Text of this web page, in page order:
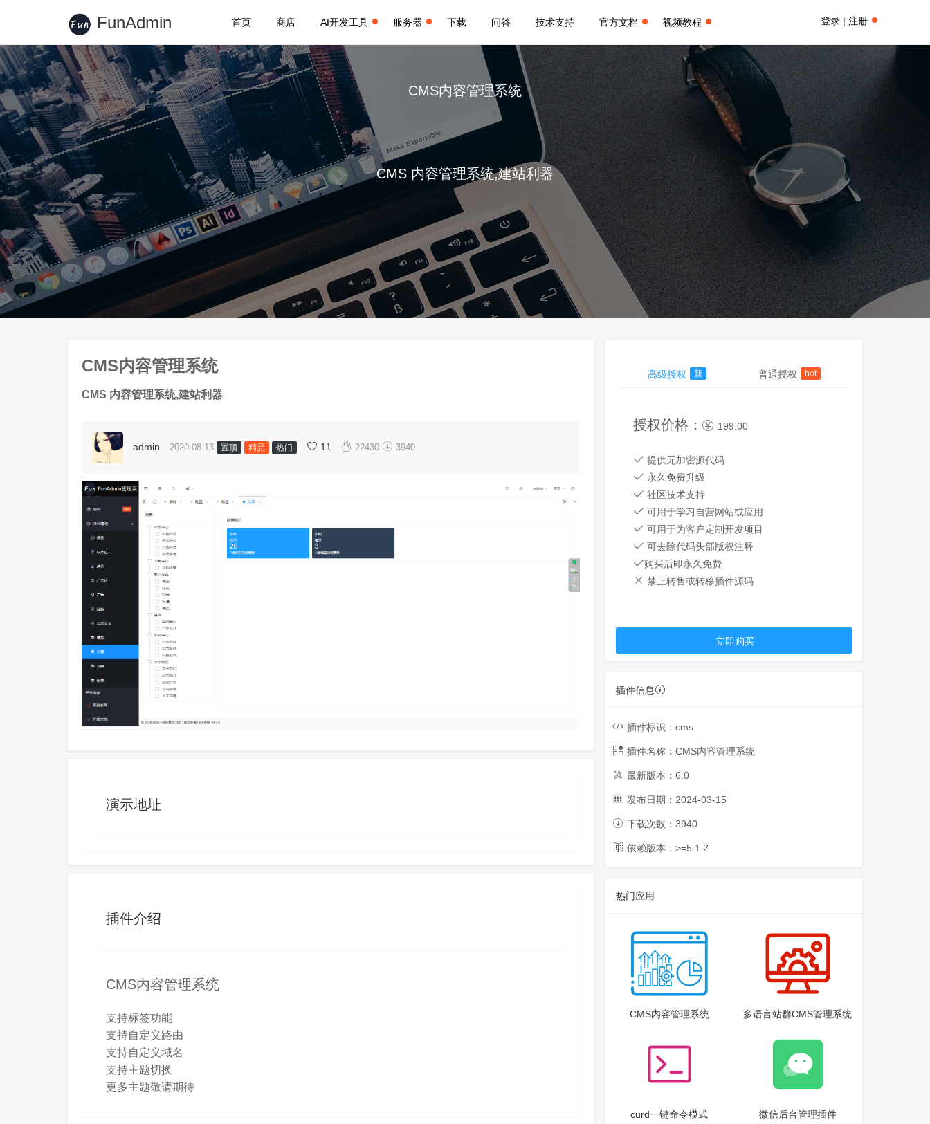
FunAdmin 首页 商店 AI开发工具 服务器 下载 问答 技术支持 官方文档 视频教程 登录 | 注册
CMS内容管理系统
CMS 内容管理系统,建站利器
CMS内容管理系统
CMS 内容管理系统,建站利器
admin 2020-08-13 置顶 精品 热门  11 22430  3940
演示地址
插件介绍
CMS内容管理系统
支持标签功能
支持自定义路由
支持自定义域名
支持主题切换
更多主题敬请期待
高级授权 新 普通授权 hot
授权价格： 199.00
提供无加密源代码
永久免费升级
社区技术支持
可用于学习自营网站或应用
可用于为客户定制开发项目
可去除代码头部版权注释
购买后即永久免费
禁止转售或转移插件源码
立即购买
插件信息
插件标识： cms
插件名称： CMS内容管理系统
最新版本： 6.0
发布日期： 2024-03-15
下载次数： 3940
依赖版本：>=5.1.2
热门应用
CMS内容管理系统 多语言站群CMS管理系统
curd一键命令模式 微信后台管理插件